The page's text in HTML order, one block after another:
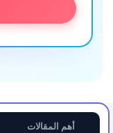
أهم المقالات